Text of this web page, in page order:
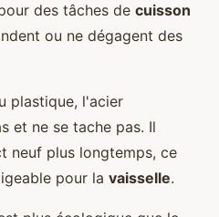
des tâches de cuisson
ou ne dégagent des
plastique, l'acier
et ne se tache pas. Il
neuf plus longtemps, ce
pour la vaisselle.